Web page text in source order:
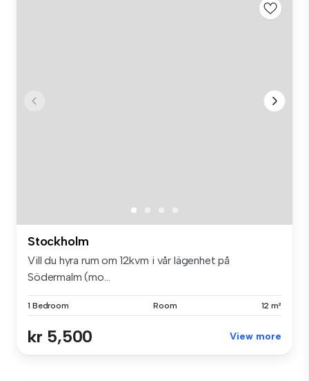
Stockholm
Vill du hyra rum om 12kvm i vår lägenhet på
Södermalm (mo...
1 Bedroom Room 12 m²
kr 5,500 View more